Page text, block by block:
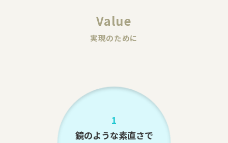
Value
実現のために
1
鏡のような素直さで